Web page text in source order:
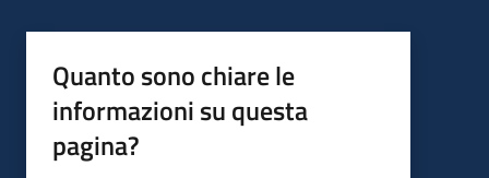
Quanto sono chiare le
informazioni su questa
pagina?